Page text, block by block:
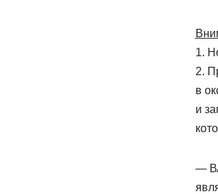
1.
2.
в
и
—